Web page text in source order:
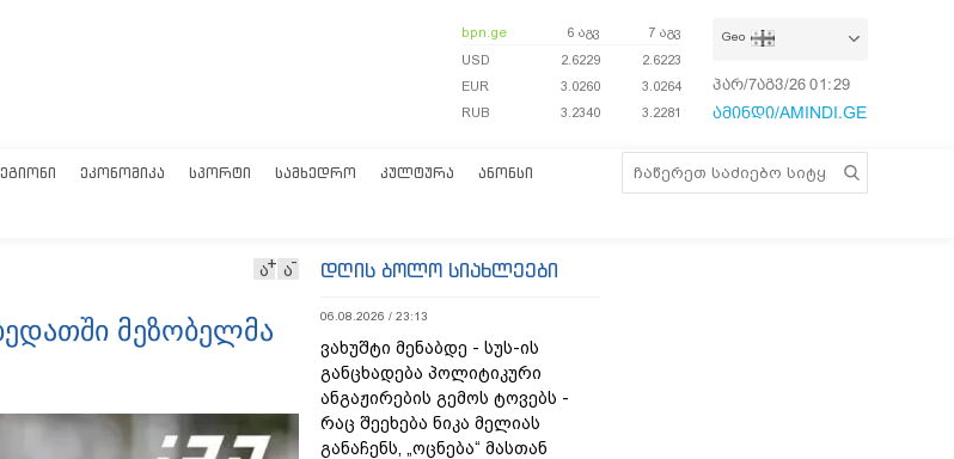
bpn.ge 6 აგვ
7 აგვ
USD
2.6229
2.6223
EUR
3.0260
3.0264
RUB
3.2340 3.2281
Geo
პარ/7აგვ/26 01:29:45
ამინდი/AMINDI.GE
ᲔᲙᲝᲜᲝᲛᲘᲙᲐ ᲡᲞᲝᲠᲢᲘ ᲡᲐᲛᲮᲔᲓᲠᲝ ᲙᲣᲚᲢᲣᲠᲐ ᲐᲜᲝᲜᲡᲘ
ა ა
მეზობელმა
დღის ბოლო სიახლეები
06.08.2026 / 23:13
ვახუშტი მენაბდე - სუს-ის
განცხადება პოლიტიკური
ანგაჟირების გემოს ტოვებს -
რაც შეეხება ნიკა მელიას
განაჩენს, „ოცნება“ მასთან